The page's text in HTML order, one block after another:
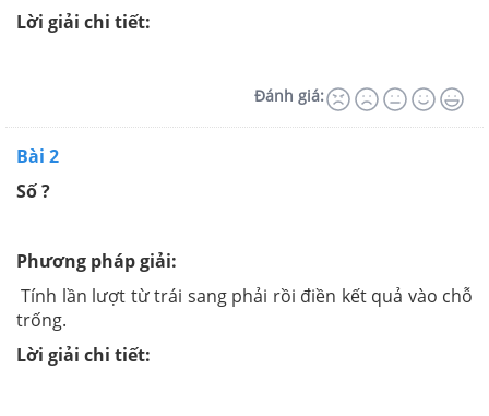
Lời giải chi tiết:
Đánh giá:
Bài 2
Số ?
Phương pháp giải:
Tính lần lượt từ trái sang phải rồi điền kết quả vào chỗ
trống.
Lời giải chi tiết: